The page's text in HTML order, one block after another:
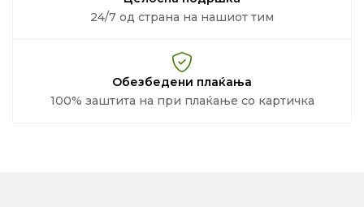
24/7 од страна на нашиот тим
Обезбедени плаќања
100% заштита на при плаќање со картичка